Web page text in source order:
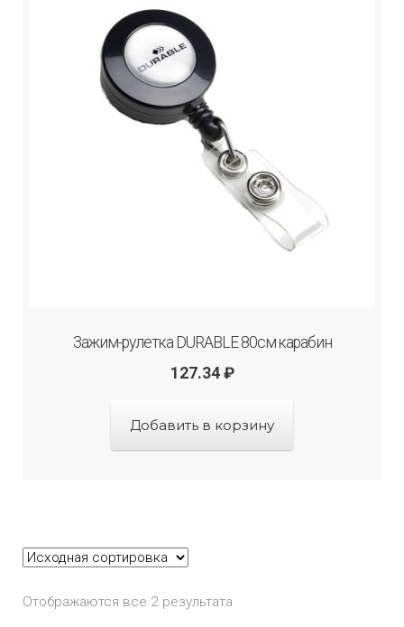
Зажим-рулетка DURABLE 80см карабин
127.34 ₽
Добавить в корзину
Отображаются все 2 результата